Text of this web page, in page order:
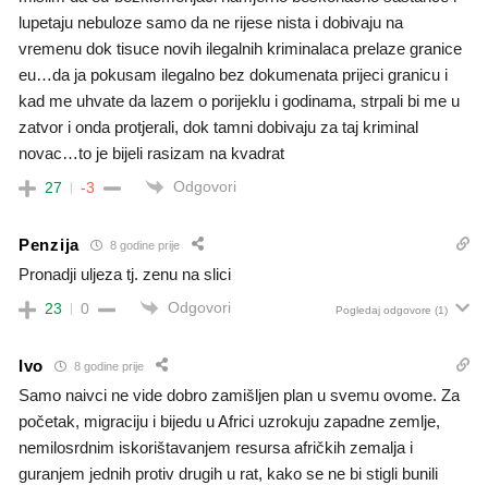
lupetaju nebuloze samo da ne rijese nista i dobivaju na
vremenu dok tisuce novih ilegalnih kriminalaca prelaze granice
eu…da ja pokusam ilegalno bez dokumenata prijeci granicu i
kad me uhvate da lazem o porijeklu i godinama, strpali bi me u
zatvor i onda protjerali, dok tamni dobivaju za taj kriminal
novac…to je bijeli rasizam na kvadrat
27 -3 Odgovori
Penzija 8 godine prije
Pronadji uljeza tj. zenu na slici
23 0 Odgovori Pogledaj odgovore (1)
Ivo 8 godine prije
Samo naivci ne vide dobro zamišljen plan u svemu ovome. Za
početak, migraciju i bijedu u Africi uzrokuju zapadne zemlje,
nemilosrdnim iskorištavanjem resursa afričkih zemalja i
guranjem jednih protiv drugih u rat, kako se ne bi stigli bunili